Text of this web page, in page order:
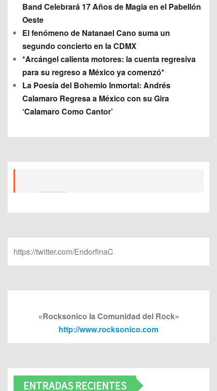
Band Celebrará 17 Años de Magia en el Pabellón
Oeste
El fenómeno de Natanael Cano suma un
segundo concierto en la CDMX
*Arcángel calienta motores: la cuenta regresiva
para su regreso a México ya comenzó*
La Poesía del Bohemio Inmortal: Andrés
Calamaro Regresa a México con su Gira
‘Calamaro Como Cantor’
https://twitter.com/EndorfinaC
«Rocksonico la Comunidad del Rock»
http://www.rocksonico.com
ENTRADAS RECIENTES